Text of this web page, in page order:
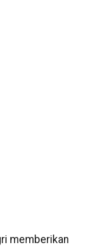
memberikan